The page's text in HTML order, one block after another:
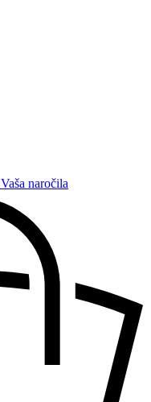
Vaša naročila